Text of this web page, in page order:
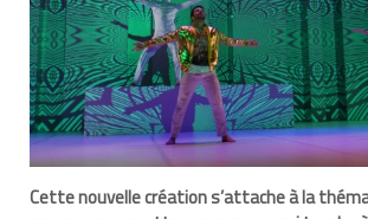
Cette nouvelle création s’attache à la